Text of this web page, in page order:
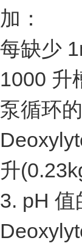
加：
每缺少
1000 升
泵循环
升
3. pH 值